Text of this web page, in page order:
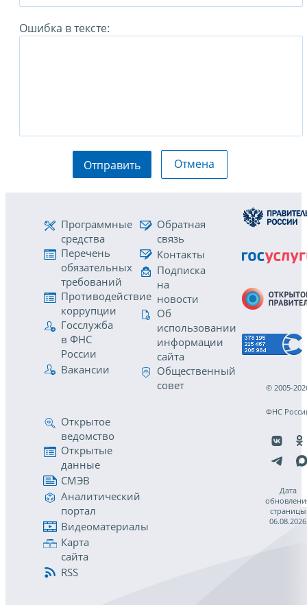
Ошибка в тексте:
Отправить Отмена
Программные
средства
Перечень
обязательных
требований
Противодействие
коррупции
Госслужба
в ФНС
России
Вакансии
Обратная
связь
Контакты
Подписка
на
новости
Об
использовании
информации
сайта
Общественный
совет
Открытое
ведомство
Открытые
данные
СМЭВ
Аналитический
портал
Видеоматериалы
Карта
сайта
RSS
© 2005-
ФНС
Дата
страницы
06.08.2026